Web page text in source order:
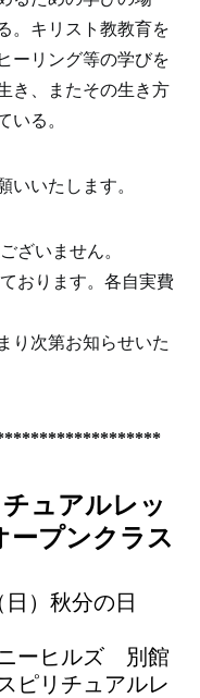
。キリスト教教育を
ーリング等の学びを
き、またその生き方
いる。
いいたします。
ざいません。
おります。各自実費
次第お知らせいた
ュアルレッ
プンクラス
日）秋分の日
ーヒルズ 別館
ピリチュアルレ